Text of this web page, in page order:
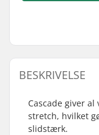
BESKRIVELSE
Cascade giver
stretch, hvilket
slidstærk.